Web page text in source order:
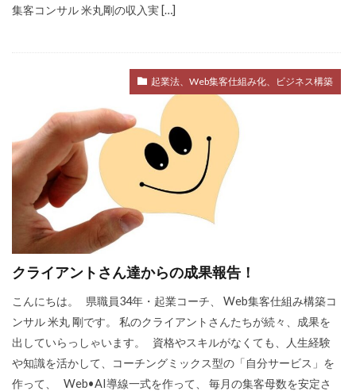
集客コンサル 米丸剛の収入実 […]
起業法、Web集客仕組み化、ビジネス構築
クライアントさん達からの成果報告！
こんにちは。 県職員34年・起業コーチ、 Web集客仕組み構築コ
ンサル 米丸 剛です。 私のクライアントさんたちが続々、成果を
出していらっしゃいます。 資格やスキルがなくても、人生経験
や知識を活かして、コーチングミックス型の「自分サービス」を
作って、 Web•AI導線一式を作って、 毎月の集客母数を安定さ